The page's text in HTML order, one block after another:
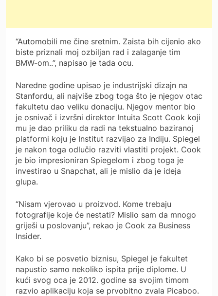
“Automobili me čine sretnim. Zaista bih cijenio ako
biste priznali moj ozbiljan rad i zalaganje tim
BMW-om..”, napisao je tada ocu.
Naredne godine upisao je industrijski dizajn na
Stanfordu, ali najviše zbog toga što je njegov otac
fakultetu dao veliku donaciju. Njegov mentor bio
je osnivač i izvršni direktor Intuita Scott Cook koji
mu je dao priliku da radi na tekstualno baziranoj
platformi koju je Institut razvijao za Indiju. Spiegel
je nakon toga odlučio razviti vlastiti projekt. Cook
je bio impresioniran Spiegelom i zbog toga je
investirao u Snapchat, ali je mislio da je ideja
glupa.
“Nisam vjerovao u proizvod. Kome trebaju
fotografije koje će nestati? Mislio sam da mnogo
griješi u poslovanju”, rekao je Cook za Business
Insider.
Kako bi se posvetio biznisu, Spiegel je fakultet
napustio samo nekoliko ispita prije diplome. U
kući svog oca je 2012. godine sa svojim timom
razvio aplikaciju koja se prvobitno zvala Picaboo.